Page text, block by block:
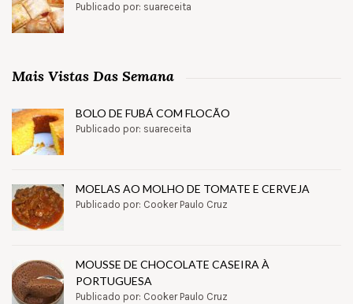
Publicado por: suareceita
Mais Vistas Das Semana
BOLO DE FUBÁ COM FLOCÃO
Publicado por: suareceita
MOELAS AO MOLHO DE TOMATE E CERVEJA
Publicado por: Cooker Paulo Cruz
MOUSSE DE CHOCOLATE CASEIRA À
PORTUGUESA
Publicado por: Cooker Paulo Cruz